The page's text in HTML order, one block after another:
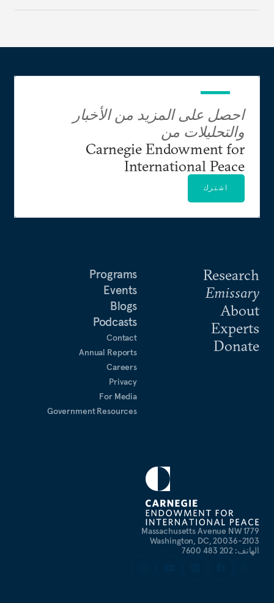
المياه الصناعية، مما يستدعي إصلاحات سياسية شاملة
1779 Massachusetts Avenue NW
Washington, DC, 20036-2103
الهاتف: 202 483 7600
Research
Emissary
About
Experts
Donate
Programs
Events
Blogs
Podcasts
Contact
Annual Reports
Careers
Privacy
For Media
Government Resources
احصل على المزيد من الأخبار
والتحليلات من
Carnegie Endowment for
International Peace
اشترك